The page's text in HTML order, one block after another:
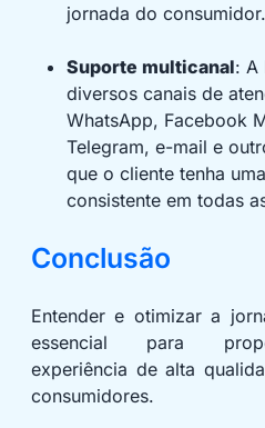
jornada do consumidor.
Suporte multicanal: A
diversos canais de
WhatsApp, Facebook
Telegram, e-mail e
que o cliente tenha
consistente em todas
Conclusão
Entender e otimizar a
essencial para
experiência de alta
consumidores.